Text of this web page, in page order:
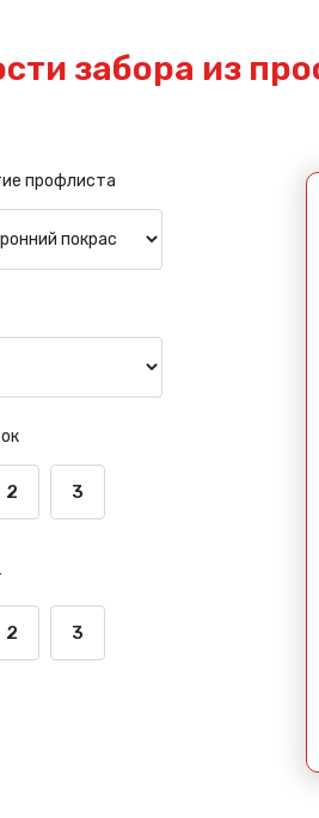
забора из
профлиста
2 3
2 3